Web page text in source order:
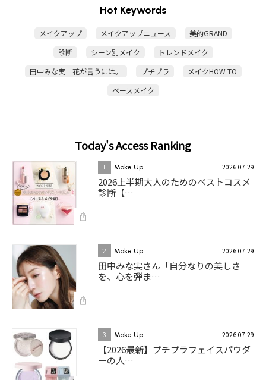
Hot Keywords
メイクアップ メイクアップニュース
美的GRAND
診断
シーン別メイク
トレンドメイク
田中みな実｜花が言うには。
プチプラ
メイクHOW TO
ベースメイク
Today's Access Ranking
1 Make Up 2026.07.29
2026上半期大人のためのベストコスメ
診断【…
2 Make Up 2026.07.29
田中みな実さん「自分なりの美しさ
を、心を弾ま…
3 Make Up 2026.07.29
【2026最新】プチプラフェイスパウダ
ーの人…